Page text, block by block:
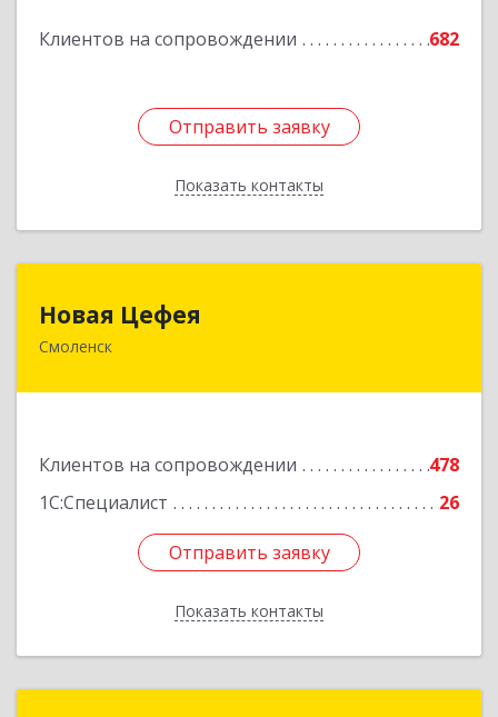
Клиентов на сопровождении 682
Отправить заявку
Показать контакты
Отправить заявку
Назад
Новая Цефея
Смоленск
Клиентов на сопровождении
478
1С:Специалист
26
Отправить заявку
Показать контакты
214018, Смоленская обл, Смоленск г, Раевского
Отправить заявку
Назад